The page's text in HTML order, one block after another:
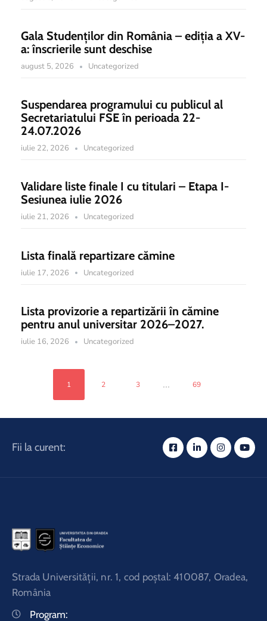
Gala Studenților din România – ediția a XV-
a: înscrierile sunt deschise
august 5, 2026 Uncategorized
Suspendarea programului cu publicul al
Secretariatului FSE în perioada 22-
24.07.2026
iulie 22, 2026 Uncategorized
Validare liste finale I cu titulari – Etapa I-
Sesiunea iulie 2026
iulie 21, 2026 Uncategorized
Lista finală repartizare cămine
iulie 17, 2026 Uncategorized
Lista provizorie a repartizării în cămine
pentru anul universitar 2026–2027.
iulie 16, 2026 Uncategorized
1 2 3 ... 69
Fii la curent:
Strada Universităţii, nr. 1, cod poştal: 410087, Oradea,
România
Program: